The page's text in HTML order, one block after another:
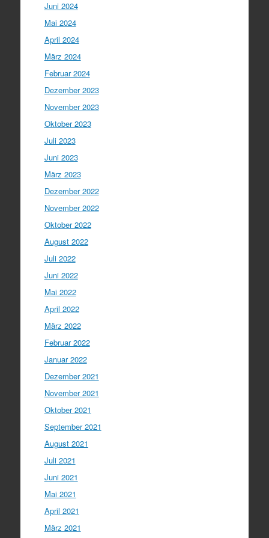
Juni 2024
Mai 2024
April 2024
März 2024
Februar 2024
Dezember 2023
November 2023
Oktober 2023
Juli 2023
Juni 2023
März 2023
Dezember 2022
November 2022
Oktober 2022
August 2022
Juli 2022
Juni 2022
Mai 2022
April 2022
März 2022
Februar 2022
Januar 2022
Dezember 2021
November 2021
Oktober 2021
September 2021
August 2021
Juli 2021
Juni 2021
Mai 2021
April 2021
März 2021